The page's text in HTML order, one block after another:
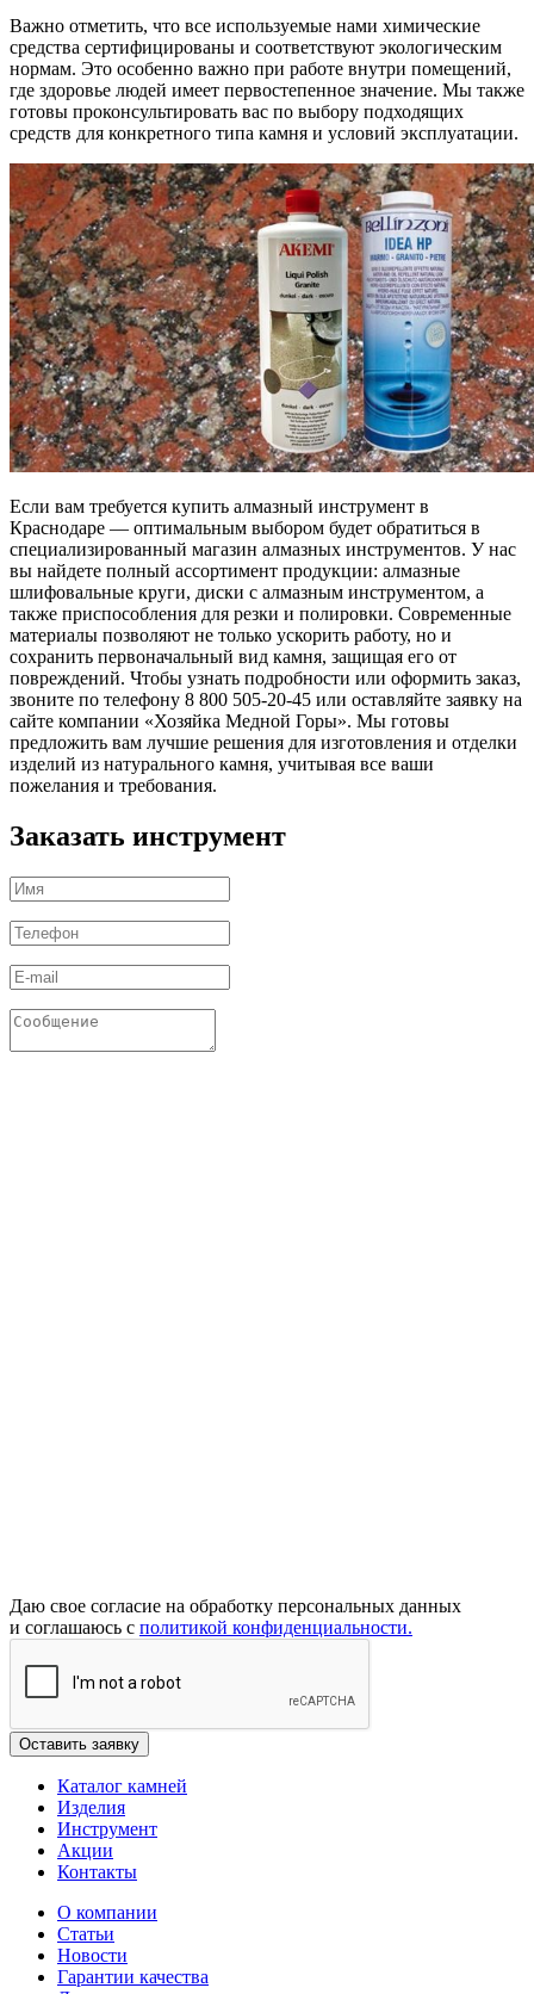
Важно отметить, что все используемые нами химические
средства сертифицированы и соответствуют экологическим
нормам. Это особенно важно при работе внутри помещений,
где здоровье людей имеет первостепенное значение. Мы также
готовы проконсультировать вас по выбору подходящих
средств для конкретного типа камня и условий эксплуатации.
Если вам требуется купить алмазный инструмент в
Краснодаре — оптимальным выбором будет обратиться в
специализированный магазин алмазных инструментов. У нас
вы найдете полный ассортимент продукции: алмазные
шлифовальные круги, диски с алмазным инструментом, а
также приспособления для резки и полировки. Современные
материалы позволяют не только ускорить работу, но и
сохранить первоначальный вид камня, защищая его от
повреждений. Чтобы узнать подробности или оформить заказ,
звоните по телефону 8 800 505-20-45 или оставляйте заявку на
сайте компании «Хозяйка Медной Горы». Мы готовы
предложить вам лучшие решения для изготовления и отделки
изделий из натурального камня, учитывая все ваши
пожелания и требования.
Заказать инструмент
Даю свое согласие на обработку персональных данных
и соглашаюсь с политикой конфиденциальности.
Каталог камней
Изделия
Инструмент
Акции
Контакты
О компании
Статьи
Новости
Гарантии качества